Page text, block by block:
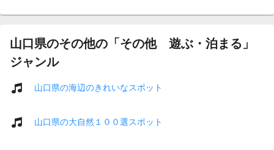
山口県のその他の「その他 遊ぶ・泊まる」
ジャンル
山口県の海辺のきれいなスポット
山口県の大自然１００選スポット